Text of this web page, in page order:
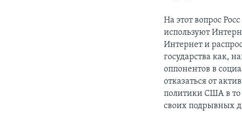
На этот вопрос
используют
Интернет и
государства как,
оппонентов в
отказаться от
политики США в то
своих подрывных